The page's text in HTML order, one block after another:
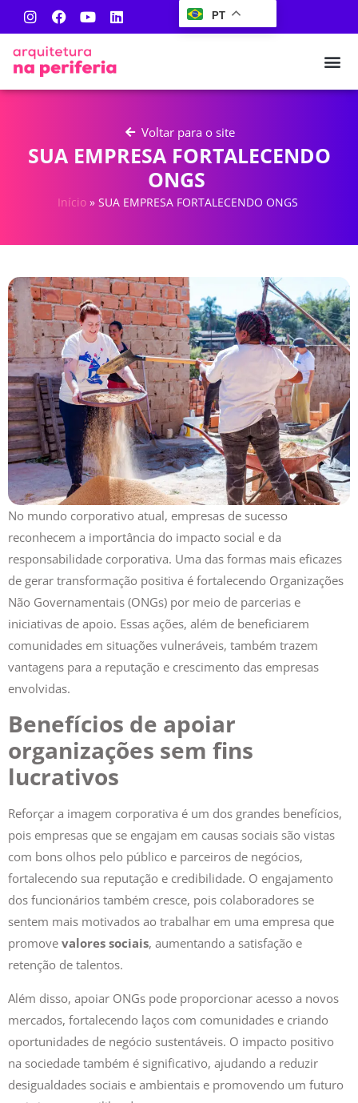
PT
SUA EMPRESA FORTALECENDO
ONGS
SUA EMPRESA FORTALECENDO ONGS
No mundo corporativo atual, empresas de sucesso
reconhecem a importância do impacto social e da
responsabilidade corporativa. Uma das formas mais eficazes
de gerar transformação positiva é fortalecendo Organizações
Não Governamentais (ONGs) por meio de parcerias e
iniciativas de apoio. Essas ações, além de beneficiarem
comunidades em situações vulneráveis, também trazem
vantagens para a reputação e crescimento das empresas
envolvidas.
organizações sem fins
lucrativos
pois empresas que se engajam em causas sociais são vistas
com bons olhos pelo público e parceiros de negócios,
fortalecendo sua reputação e credibilidade. O engajamento
dos funcionários também cresce, pois colaboradores se
sentem mais motivados ao trabalhar em uma empresa que
promovevalores sociais, aumentando a satisfação e
retenção de talentos.
mercados, fortalecendo laços com comunidades e criando
oportunidades de negócio sustentáveis. O impacto positivo
na sociedade também é significativo, ajudando a reduzir
desigualdades sociais e ambientais e promovendo um futuro
mais justo e equilibrado.